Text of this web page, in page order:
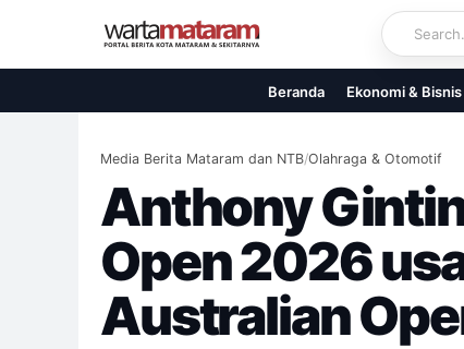
content
Beranda Ekonomi & Bisnis
Media Berita Mataram dan NTB/Olahraga & Otomotif
Anthony
Open 2026
Australian